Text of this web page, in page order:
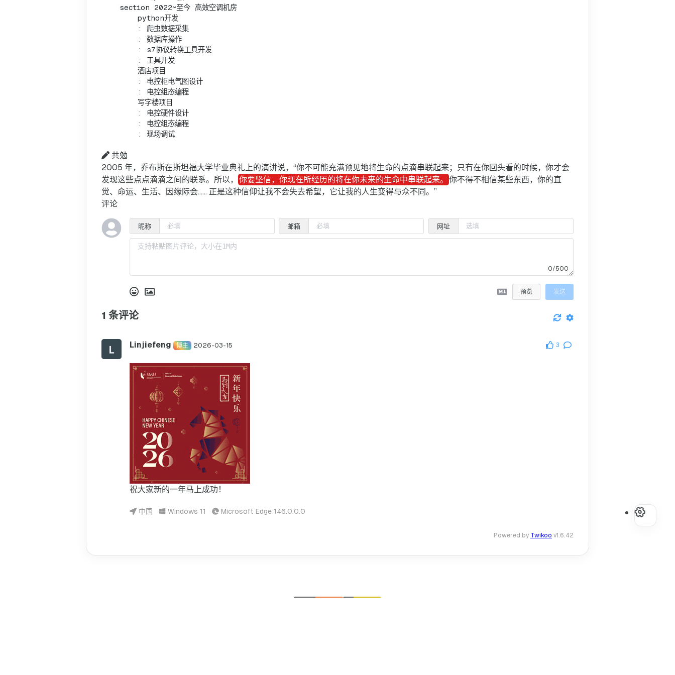
    section 2022~至今 高效空调机房
        python开发
        : 爬虫数据采集
        : 数据库操作
        : s7协议转换工具开发
        : 工具开发
        酒店项目
        : 电控柜电气图设计
        : 电控组态编程
        写字楼项目
        : 电控硬件设计
        : 电控组态编程
        : 现场调试
共勉
2005 年，乔布斯在斯坦福大学毕业典礼上的演讲说，“你不可能充满预见地将生命的点滴串联起来；只有在你回头看的时候，你才会
发现这些点点滴滴之间的联系。所以，
你要坚信，你现在所经历的将在你未来的生命中串联起来。
你不得不相信某些东西，你的直
觉、命运、生活、因缘际会…… 正是这种信仰让我不会失去希望，它让我的人生变得与众不同。”
评论
昵称 邮箱 网址
0/500
预览 发送
1 条评论
Linjiefeng 博主 2026-03-15 3
祝大家新的一年马上成功！
中国 Windows 11 Microsoft Edge 146.0.0.0
Powered by Twikoo v1.6.42